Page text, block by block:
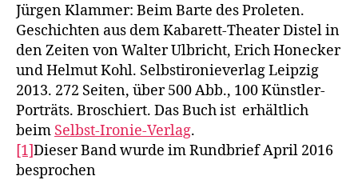
Jürgen Klammer: Beim Barte des Proleten.
Geschichten aus dem Kabarett-Theater Distel in
den Zeiten von Walter Ulbricht, Erich Honecker
und Helmut Kohl. Selbstironieverlag Leipzig
2013. 272 Seiten, über 500 Abb., 100 Künstler-
Porträts. Broschiert. Das Buch ist erhältlich
beim Selbst-Ironie-Verlag.
[1]Dieser Band wurde im Rundbrief April 2016
besprochen